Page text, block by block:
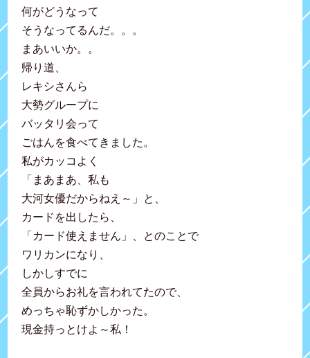
何がどうなって
そうなってるんだ。。。
まあいいか。。
帰り道、
レキシさんら
大勢グループに
バッタリ会って
ごはんを食べてきました。
私がカッコよく
「まあまあ、私も
大河女優だからねえ～」と、
カードを出したら、
「カード使えません」、とのことで
ワリカンになり、
しかしすでに
全員からお礼を言われてたので、
めっちゃ恥ずかしかった。
現金持っとけよ～私！